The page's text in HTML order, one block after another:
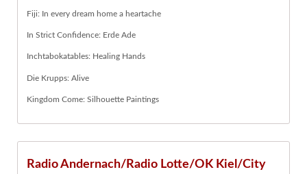
Fiji: In every dream home a heartache
In Strict Confidence: Erde Ade
Inchtabokatables: Healing Hands
Die Krupps: Alive
Kingdom Come: Silhouette Paintings
Radio Andernach/Radio Lotte/OK Kiel/City